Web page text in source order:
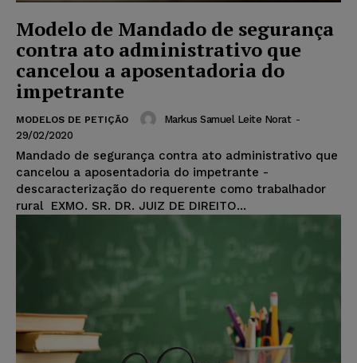
Modelo de Mandado de segurança
contra ato administrativo que
cancelou a aposentadoria do
impetrante
MODELOS DE PETIÇÃO Markus Samuel Leite Norat -
29/02/2020
Mandado de segurança contra ato administrativo que
cancelou a aposentadoria do impetrante -
descaracterização do requerente como trabalhador
rural EXMO. SR. DR. JUIZ DE DIREITO...